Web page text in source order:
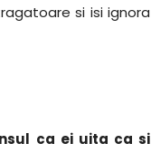
si isi ignora
ca ei uita ca si